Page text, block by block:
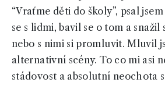
“Vraťme děti do školy”, psal
se s lidmi, bavil se o tom a
nebo s nimi si promluvit. Mluvil
alternativní scény. To co mi asi
stádovost a absolutní neochota